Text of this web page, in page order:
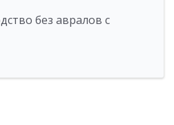
без авралов с